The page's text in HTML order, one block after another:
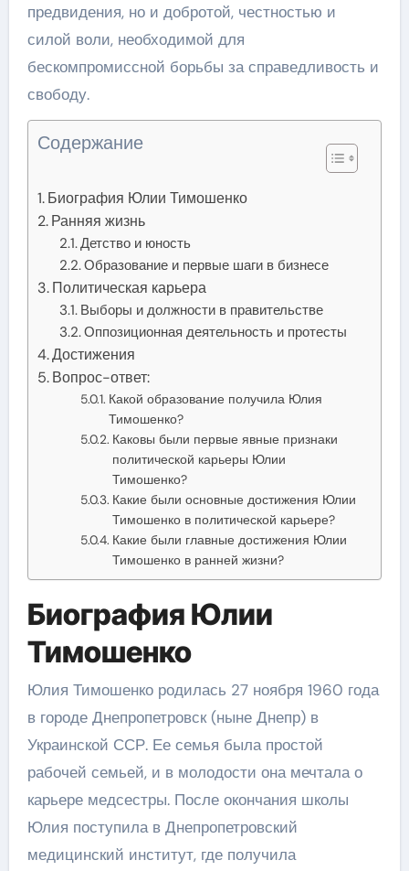
предвидения, но и добротой, честностью и
силой воли, необходимой для
бескомпромиссной борьбы за справедливость и
свободу.
Содержание
Биография Юлии Тимошенко
Ранняя жизнь
Детство и юность
Образование и первые шаги в бизнесе
Политическая карьера
Выборы и должности в правительстве
Оппозиционная деятельность и протесты
Достижения
Вопрос-ответ:
Какой образование получила Юлия
Тимошенко?
Каковы были первые явные признаки
политической карьеры Юлии
Тимошенко?
Какие были основные достижения Юлии
Тимошенко в политической карьере?
Какие были главные достижения Юлии
Тимошенко в ранней жизни?
Биография Юлии
Тимошенко
Юлия Тимошенко родилась 27 ноября 1960 года
в городе Днепропетровск (ныне Днепр) в
Украинской ССР. Ее семья была простой
рабочей семьей, и в молодости она мечтала о
карьере медсестры. После окончания школы
Юлия поступила в Днепропетровский
медицинский институт, где получила